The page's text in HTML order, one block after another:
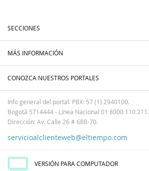
SECCIONES
MÁS INFORMACIÓN
CONOZCA NUESTROS PORTALES
Info general del portal: PBX: 57 (1) 2940100.
Bogotá 5714444 - Línea Nacional 01 8000 110 211.
Dirección: Av. Calle 26 # 68B-70.
servicioalclienteweb@eltiempo.com
VERSIÓN PARA COMPUTADOR